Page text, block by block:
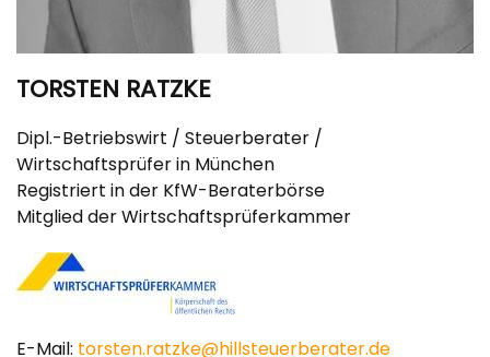
TORSTEN RATZKE
Dipl.-Betriebswirt / Steuerberater /
Wirtschaftsprüfer in München
Registriert in der KfW-Beraterbörse
Mitglied der Wirtschaftsprüferkammer
E-Mail: torsten.ratzke@hillsteuerberater.de